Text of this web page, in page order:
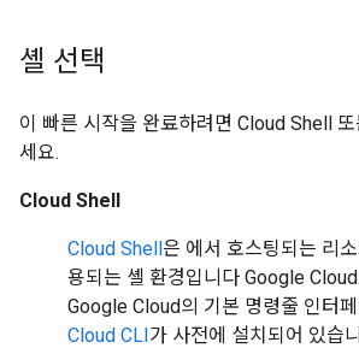
셸 선택
이 빠른 시작을 완료하려면 Cloud Shell
세요.
Cloud Shell
Cloud Shell은 에서 호스팅되는 리
용되는 셸 환경입니다 Google
Google Cloud의 기본 명령줄 인터
Cloud CLI가 사전에 설치되어 있습